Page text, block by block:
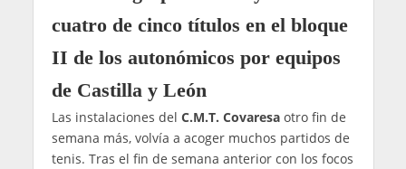
cuatro de cinco títulos en el bloque
II de los autonómicos por equipos
de Castilla y León
Las instalaciones del C.M.T. Covaresaotro fin de
semana más, volvía a acoger muchos partidos de
tenis. Tras el fin de semana anterior con los focos